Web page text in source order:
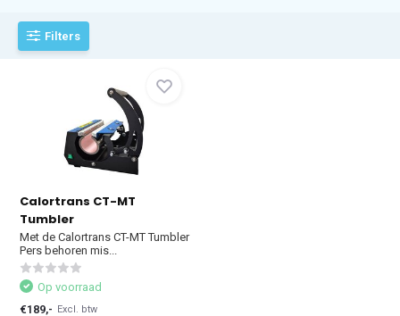
Filters
Calortrans CT-MT
Tumbler
Met de Calortrans CT-MT Tumbler
Pers behoren mis...
Op voorraad
€189,- Excl. btw